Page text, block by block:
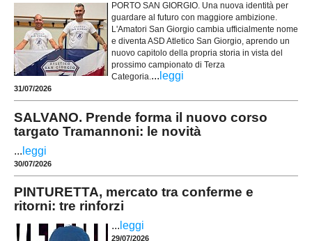
PORTO SAN GIORGIO. Una nuova identità per
guardare al futuro con maggiore ambizione.
L'Amatori San Giorgio cambia ufficialmente nome
e diventa ASD Atletico San Giorgio, aprendo un
nuovo capitolo della propria storia in vista del
prossimo campionato di Terza
Categoria.... leggi
31/07/2026
SALVANO. Prende forma il nuovo corso
targato Tramannoni: le novità
... leggi
30/07/2026
PINTURETTA, mercato tra conferme e
ritorni: tre rinforzi
... leggi
29/07/2026